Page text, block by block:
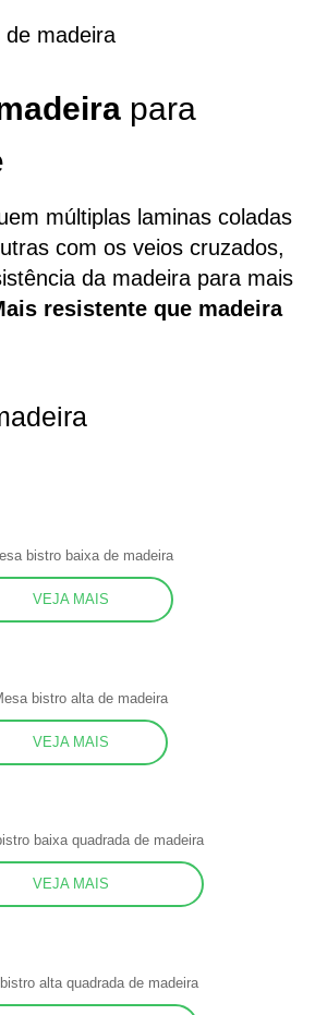
para
múltiplas laminas coladas
com os veios cruzados,
da madeira para mais
resistente que madeira
VEJA MAIS
VEJA MAIS
VEJA MAIS